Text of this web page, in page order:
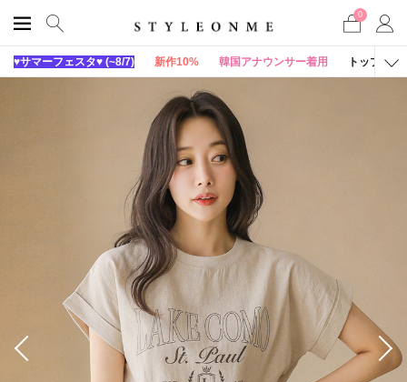
0
♥サマーフェスタ♥ (~8/7) 新作10% 韓国アナウンサー着用 トップス